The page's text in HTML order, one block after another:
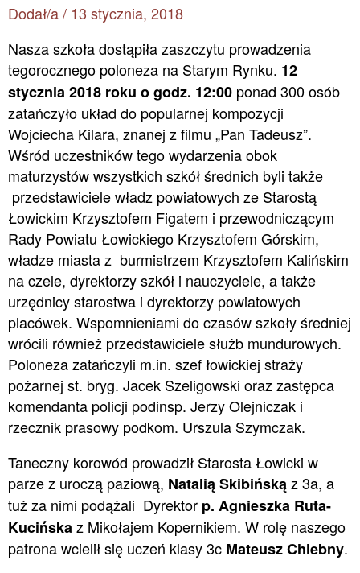
Dodał/a / 13 stycznia, 2018
Nasza szkoła dostąpiła zaszczytu prowadzenia
tegorocznego poloneza na Starym Rynku. 12
stycznia 2018 roku o godz. 12:00ponad 300 osób
zatańczyło układ do popularnej kompozycji
Wojciecha Kilara, znanej z filmu „Pan Tadeusz”.
Wśród uczestników tego wydarzenia obok
maturzystów wszystkich szkół średnich byli także
przedstawiciele władz powiatowych ze Starostą
Łowickim Krzysztofem Figatem i przewodniczącym
Rady Powiatu Łowickiego Krzysztofem Górskim,
władze miasta z burmistrzem Krzysztofem Kalińskim
na czele, dyrektorzy szkół i nauczyciele, a także
urzędnicy starostwa i dyrektorzy powiatowych
placówek. Wspomnieniami do czasów szkoły średniej
wrócili również przedstawiciele służb mundurowych.
Poloneza zatańczyli m.in. szef łowickiej straży
pożarnej st. bryg. Jacek Szeligowski oraz zastępca
komendanta policji podinsp. Jerzy Olejniczak i
rzecznik prasowy podkom. Urszula Szymczak.
Taneczny korowód prowadził Starosta Łowicki w
parze z uroczą paziową, Natalią Skibińskąz 3a, a
tuż za nimi podążali Dyrektor p. Agnieszka Ruta-
Kucińskaz Mikołajem Kopernikiem. W rolę naszego
patrona wcielił się uczeń klasy 3c Mateusz Chlebny.